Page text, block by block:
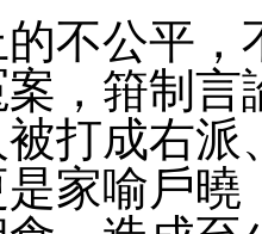
不公平，
，箝制言
打成右派
家喻戶曉